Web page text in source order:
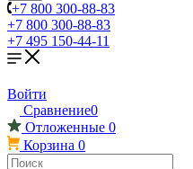
+7 800 300-88-83
+7 800 300-88-83
+7 495 150-44-11
Войти
Сравнение0
Отложенные 0
Корзина 0